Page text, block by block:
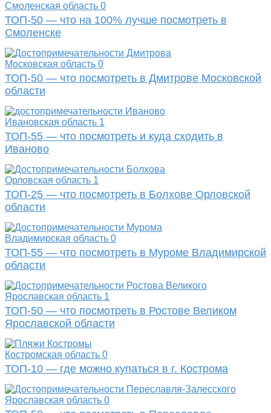
Смоленская область 0
ТОП-50 — что на 100% лучше посмотреть в
Смоленске
Московская область 0
ТОП-50 — что посмотреть в Дмитрове Московской
области
Ивановская область 1
ТОП-55 — что посмотреть и куда сходить в
Иваново
Орловская область 1
ТОП-25 — что посмотреть в Болхове Орловской
области
Владимирская область 0
ТОП-55 — что посмотреть в Муроме Владимирской
области
Ярославская область 1
ТОП-50 — что посмотреть в Ростове Великом
Ярославской области
Костромская область 0
ТОП-10 — где можно купаться в г. Кострома
Ярославская область 0